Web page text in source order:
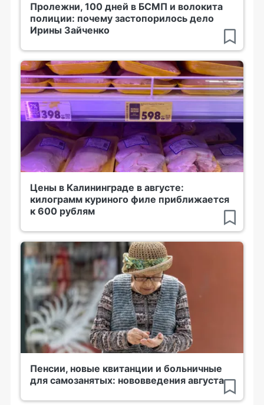
Пролежни, 100 дней в БСМП и волокита
полиции: почему застопорилось дело
Ирины Зайченко
Цены в Калининграде в августе:
килограмм куриного филе приближается
к 600 рублям
Пенсии, новые квитанции и больничные
для самозанятых: нововведения августа